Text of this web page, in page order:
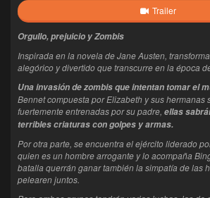
Trailer
Orgullo, prejuicio y Zombis
Inspirada en la novela de Jane Austen,
alegórico y divertido que transcurre en la época
Una invasión de zombis que intentan tomar el
Bennet compuesta por Elizabeth y sus hermanas
fuertemente entrenadas por su padre, ellas
terribles criaturas con golpes y armas.
Por otra parte, se encuentra el ejército liderado
quien es un hombre arrogante y lo acompaña
batalla querrán ganar también la simpatía de las
pelearen juntos.